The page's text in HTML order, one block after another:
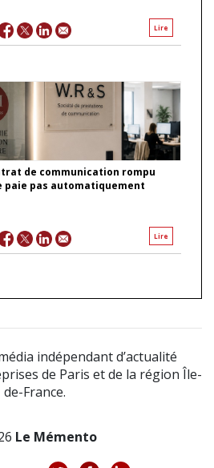
Lire
de communication rompu
paie pas automatiquement
Lire
indépendant d’actualité
de Paris et de la région Île-
de-France.
Le Mémento